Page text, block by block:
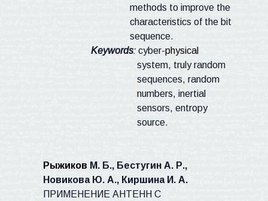
methods to improve the
characteristics of the bit
sequence.
Keywords:cyber-physical
system, truly random
sequences, random
numbers, inertial
sensors, entropy
source.
Рыжиков М. Б., Бестугин А. Р.,
Новикова Ю. А., Киршина И. А.
ПРИМЕНЕНИЕ АНТЕНН С